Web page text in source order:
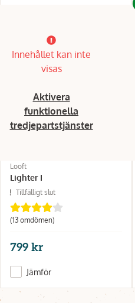
Innehållet kan inte
visas
Aktivera
funktionella
tredjepartstjänster
Looft
Lighter I
Tillfälligt slut
(13 omdömen)
799 kr
Jämför